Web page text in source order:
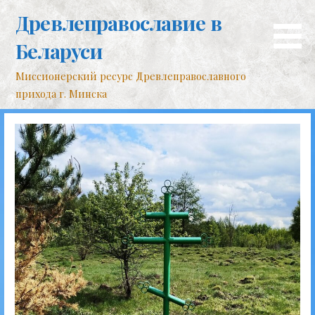
контенту
Древлеправославие в
Беларуси
Миссионерский ресурс Древлеправославного
прихода г. Минска